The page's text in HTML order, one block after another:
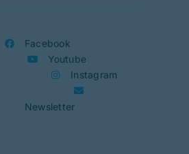
Facebook
Youtube
Instagram
Newsletter